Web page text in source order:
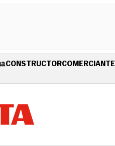
CONSTRUCTORCOMERCIANTE